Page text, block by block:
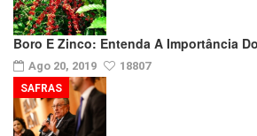
Boro E Zinco: Entenda A Importância
Ago 20, 2019 18807
SAFRAS